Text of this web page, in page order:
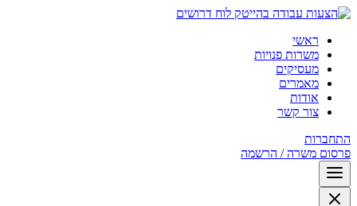
לוח דרושים
ראשי
משרות פנויות
מעסיקים
מאמרים
אודות
צור קשר
התחברות
פרסום משרה / הרשמה